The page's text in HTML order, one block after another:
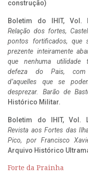
construção)
Boletim do IHIT, Vol.
Relação dos fortes,
pontos fortificados, que
prezente inteiramente
que nenhuma
defeza do Pais, com
d’aquelles que se
desprezar. Barão de
Histórico Militar.
Boletim do IHIT, Vol.
Revista aos Fortes das
Pico, por Francisco
Arquivo Histórico
Forte da Prainha